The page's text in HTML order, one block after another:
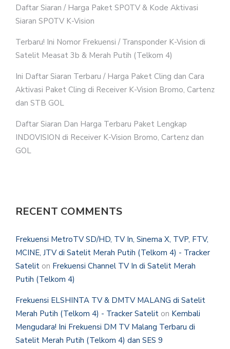
Daftar Siaran / Harga Paket SPOTV & Kode Aktivasi
Siaran SPOTV K-Vision
Terbaru! Ini Nomor Frekuensi / Transponder K-Vision di
Satelit Measat 3b & Merah Putih (Telkom 4)
Ini Daftar Siaran Terbaru / Harga Paket Cling dan Cara
Aktivasi Paket Cling di Receiver K-Vision Bromo, Cartenz
dan STB GOL
Daftar Siaran Dan Harga Terbaru Paket Lengkap
INDOVISION di Receiver K-Vision Bromo, Cartenz dan
GOL
RECENT COMMENTS
Frekuensi MetroTV SD/HD, TV In, Sinema X, TVP, FTV,
MCINE, JTV di Satelit Merah Putih (Telkom 4) - Tracker
Satelit on Frekuensi Channel TV In di Satelit Merah
Putih (Telkom 4)
Frekuensi ELSHINTA TV & DMTV MALANG di Satelit
Merah Putih (Telkom 4) - Tracker Satelit on Kembali
Mengudara! Ini Frekuensi DM TV Malang Terbaru di
Satelit Merah Putih (Telkom 4) dan SES 9